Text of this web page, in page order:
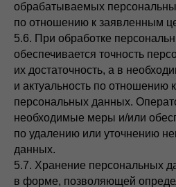
обрабатываемых
по отношению к заявленным
5.6. При обработке
обеспечивается точность
их достаточность, а в
и актуальность по отношению
персональных данных.
необходимые меры и/или
по удалению или уточнению
данных.
5.7. Хранение персональных
в форме, позволяющей